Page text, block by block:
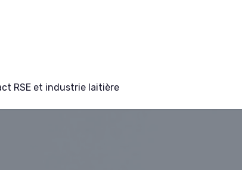
RSE et industrie laitière